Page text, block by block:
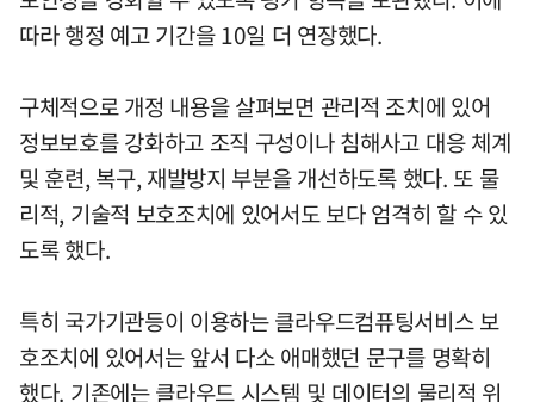
따라 행정 예고 기간을 10일 더 연장했다.
구체적으로 개정 내용을 살펴보면 관리적 조치에 있어
정보보호를 강화하고 조직 구성이나 침해사고 대응 체계
및 훈련, 복구, 재발방지 부분을 개선하도록 했다. 또 물
리적, 기술적 보호조치에 있어서도 보다 엄격히 할 수 있
도록 했다.
특히 국가기관등이 이용하는 클라우드컴퓨팅서비스 보
호조치에 있어서는 앞서 다소 애매했던 문구를 명확히
했다. 기존에는 클라우드 시스템 및 데이터의 물리적 위